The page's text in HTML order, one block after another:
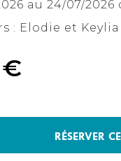
au 24/07/2026
: Elodie et
RÉSERVER